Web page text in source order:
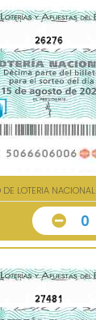
26276
DE LOTERIA NACIONAL
0
27481